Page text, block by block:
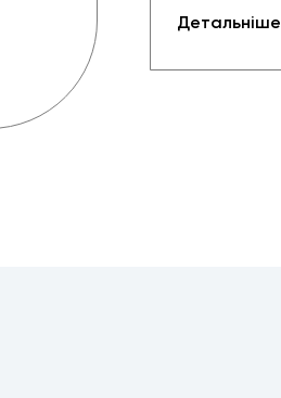
Детальніше